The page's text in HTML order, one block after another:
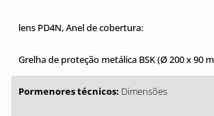
Dimensões